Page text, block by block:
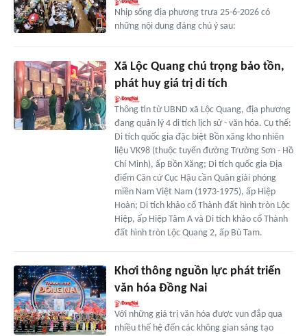
Nhịp sống địa phương trưa 25-6-2026 có
những nội dung đáng chú ý sau:
Xã Lộc Quang chú trọng bảo tồn,
phát huy giá trị di tích
Thông tin từ UBND xã Lộc Quang, địa phương
đang quản lý 4 di tích lịch sử - văn hóa. Cụ thể:
Di tích quốc gia đặc biệt Bồn xăng kho nhiên
liệu VK98 (thuộc tuyến đường Trường Sơn - Hồ
Chí Minh), ấp Bồn Xăng; Di tích quốc gia Địa
điểm Căn cứ Cục Hậu cần Quân giải phóng
miền Nam Việt Nam (1973-1975), ấp Hiệp
Hoàn; Di tích khảo cổ Thành đất hình tròn Lộc
Hiệp, ấp Hiệp Tâm A và Di tích khảo cổ Thành
đất hình tròn Lộc Quang 2, ấp Bù Tam.
Khơi thông nguồn lực phát triển
văn hóa Ðồng Nai
Với những giá trị văn hóa được vun đắp qua
nhiều thế hệ đến các không gian sáng tạo